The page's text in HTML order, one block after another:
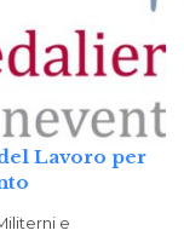
Lavoro per
e